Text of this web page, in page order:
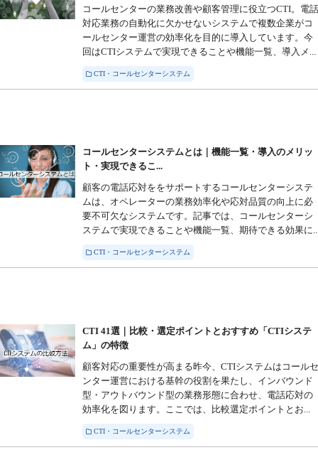
コールセンターの業務改善や顧客管理に役立つCTI。電
対応業務の自動化に欠かせないシステムで複数企業がコ
ールセンター運営の効率化を目的に導入しています。今
回はCTIシステムで実現できることや機能一覧、導入メ...
CTI・コールセンターシステム
コールセンターシステムとは｜機能一覧・導入のメリッ
ト・実現できるこ...
顧客の電話応対ををサポートするコールセンターシステ
ムは、オペレーターの業務効率化や応対品質の向上に必
要不可欠なシステムです。記事では、コールセンターシ
ステムで実現できることや機能一覧、期待できる効果に
CTI・コールセンターシステム
CTI 41選｜比較・選定ポイントとおすすめ「CTIシステ
ム」の特徴
顧客対応の重要性が高まる昨今、CTIシステムはコール
ンター運営における基幹の役割を果たし、インバウンド
型・アウトバウンド型の業務形態に合わせ、電話応対の
効率化を図ります。ここでは、比較選定ポイントとお...
CTI・コールセンターシステム